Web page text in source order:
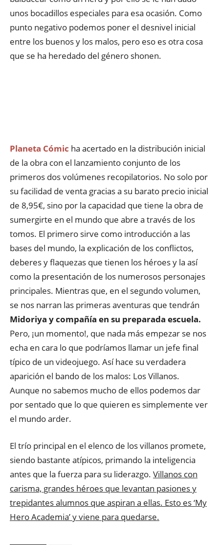
unos bocadillos especiales para esa ocasión. Como
punto negativo podemos poner el desnivel inicial
entre los buenos y los malos, pero eso es otra cosa
que se ha heredado del género shonen.
Planeta Cómic ha acertado en la distribución inicial
de la obra con el lanzamiento conjunto de los
primeros dos volúmenes recopilatorios. No solo por
su facilidad de venta gracias a su barato precio inicial
de 8,95€, sino por la capacidad que tiene la obra de
sumergirte en el mundo que abre a través de los
tomos. El primero sirve como introducción a las
bases del mundo, la explicación de los conflictos,
deberes y flaquezas que tienen los héroes y la así
como la presentación de los numerosos personajes
principales. Mientras que, en el segundo volumen,
se nos narran las primeras aventuras que tendrán
Midoriya y compañía en su preparada escuela.
Pero, ¡un momento!, que nada más empezar se nos
echa en cara lo que podríamos llamar un jefe final
típico de un videojuego. Así hace su verdadera
aparición el bando de los malos: Los Villanos.
Aunque no sabemos mucho de ellos podemos dar
por sentado que lo que quieren es simplemente ver
el mundo arder.
El trío principal en el elenco de los villanos promete,
siendo bastante atípicos, primando la inteligencia
antes que la fuerza para su liderazgo. Villanos con
carisma, grandes héroes que levantan pasiones y
trepidantes alumnos que aspiran a ellas. Esto es ‘My
Hero Academia’ y viene para quedarse.